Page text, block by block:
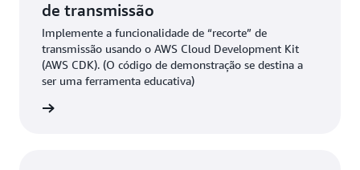
de transmissão
Implemente a funcionalidade de “recorte” de
transmissão usando o AWS Cloud Development Kit
(AWS CDK). (O código de demonstração se destina a
ser uma ferramenta educativa)